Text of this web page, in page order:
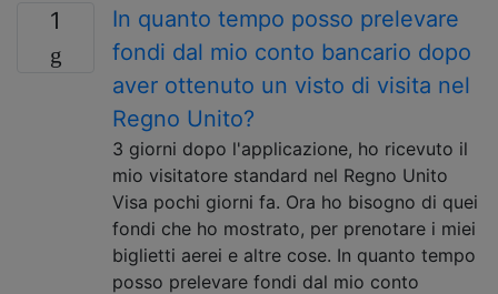
1
In quanto tempo posso prelevare
fondi dal mio conto bancario dopo
aver ottenuto un visto di visita nel
Regno Unito?
3 giorni dopo l'applicazione, ho ricevuto il
mio visitatore standard nel Regno Unito
Visa pochi giorni fa. Ora ho bisogno di quei
fondi che ho mostrato, per prenotare i miei
biglietti aerei e altre cose. In quanto tempo
posso prelevare fondi dal mio conto